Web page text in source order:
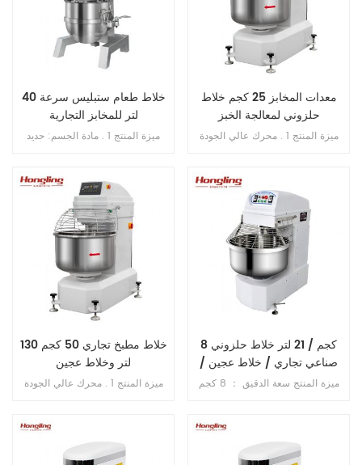
خلاط طعام ستبليس سرعة 40
لتر للمخابز التجارية
ميزة المنتج 1 . مادة الجسم: حديد
محرك دفع نحاسي . 4 . ثلاث سرعات
ثلاث وظائف 5 . بخطاف , الكرة , فوز
ناقل الحركة بالحزام . 8 . مع حارس
السلامة
معدات المخابز 25 كجم خلاط
حلزوني لمعالجة الخبز
ميزة المنتج 1 . محرك عالي الجودة
ينكسر أبدًا . 4 . محامل مستوردة من
اليابان . 5 . فتحة محمية من التسرب
الزائد . 6 . سرعة مزدوجة , اتجاه
خلاط مطبخ تجاري 50 كجم 130
لتر وخلاط عجين
ميزة المنتج 1 . محرك عالي الجودة
ينكسر أبدًا . 4 . محامل مستوردة من
اليابان . 5 . فتحة محمية من التسرب
8 كجم / 21 لتر خلاط حلزوني
صناعي تجاري / خلاط عجين /
خلاط طعام
ميزة المنتج سعة الدقيق ： 8 كجم
الوعاء: 12/20 دورة في الدقيقة 1 .